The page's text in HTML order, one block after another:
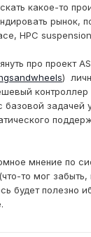
какое-то
рынок,
HPC
про проект
)
контроллер
задачей
мнение по
то мог
будет полезно